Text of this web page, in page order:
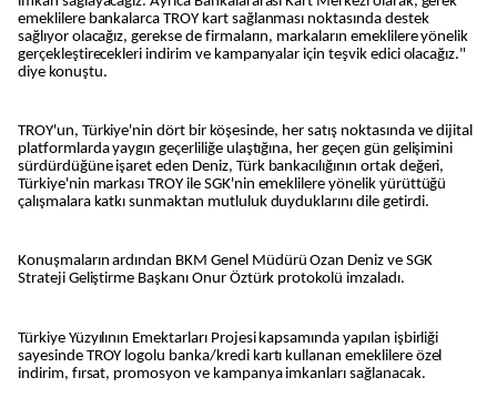
emeklilere bankalarca TROY kart sağlanması noktasında destek
sağlıyor olacağız, gerekse de firmaların, markaların emeklilere yönelik
gerçekleştirecekleri indirim ve kampanyalar için teşvik edici olacağız."
diye konuştu.
TROY'un, Türkiye'nin dört bir köşesinde, her satış noktasında ve dijital
platformlarda yaygın geçerliliğe ulaştığına, her geçen gün gelişimini
sürdürdüğüne işaret eden Deniz, Türk bankacılığının ortak değeri,
Türkiye'nin markası TROY ile SGK'nin emeklilere yönelik yürüttüğü
çalışmalara katkı sunmaktan mutluluk duyduklarını dile getirdi.
Konuşmaların ardından BKM Genel Müdürü Ozan Deniz ve SGK
Strateji Geliştirme Başkanı Onur Öztürk protokolü imzaladı.
Türkiye Yüzyılının Emektarları Projesi kapsamında yapılan işbirliği
sayesinde TROY logolu banka/kredi kartı kullanan emeklilere özel
indirim, fırsat, promosyon ve kampanya imkanları sağlanacak.